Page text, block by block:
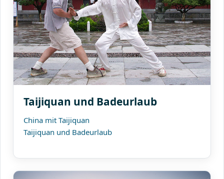
Taijiquan und Badeurlaub
China mit Taijiquan
Taijiquan und Badeurlaub